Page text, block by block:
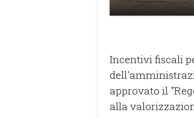
Incentivi fiscali
approvato il
alla